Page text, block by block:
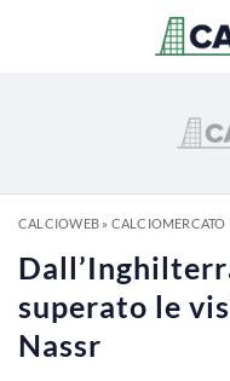
CALCIOWEB» CALCIOMERCATO
superato le
Nassr